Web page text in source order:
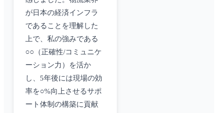
が日本の経済インフラ
であることを理解した
上で、私の強みである
○○（正確性/コミュニケ
ーション力）を活か
し、5年後には現場の効
率を○%向上させるサポ
ート体制の構築に貢献